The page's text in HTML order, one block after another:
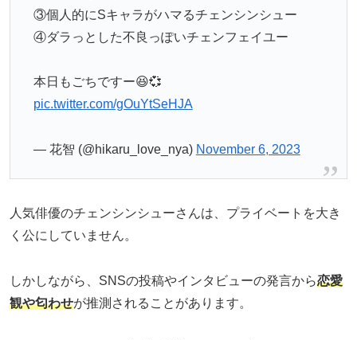
③個人的にSキャラがハマるチェンシンシュー
④ダラっとした不良っぽいチェンフェイユー
本日もごちですー😆💞
pic.twitter.com/gOuYtSeHJA
— 花智 (@hikaru_love_nya) November 6, 2023
人気俳優のチェンシンシューさんは、プライベートを大き
く公にしていません。
しかしながら、SNSの投稿やインタビューの発言から恋愛
観や匂わせが推測されることがあります。